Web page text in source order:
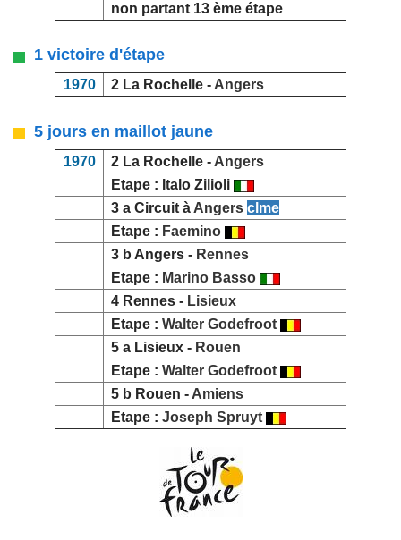
non partant 13 ème étape
1 victoire d'étape
1970 2 La Rochelle - Angers
5 jours en maillot jaune
1970 2 La Rochelle - Angers
Etape : Italo Zilioli
3 a Circuit à Angers clme
Etape : Faemino
3 b Angers - Rennes
Etape : Marino Basso
4 Rennes - Lisieux
Etape : Walter Godefroot
5 a Lisieux - Rouen
Etape : Walter Godefroot
5 b Rouen - Amiens
Etape : Joseph Spruyt